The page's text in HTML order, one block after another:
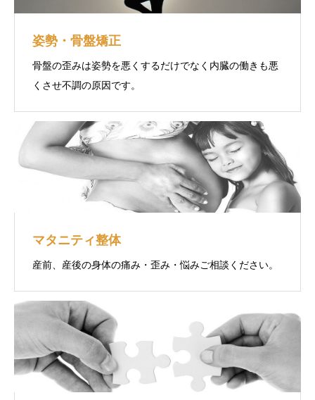
姿勢・骨盤矯正
骨盤の歪みは姿勢を悪くするだけでなく内臓の働きも悪
くさせ不調の原因です。
マタニティ整体
産前、産後の身体の痛み・歪み・悩みご相談ください。